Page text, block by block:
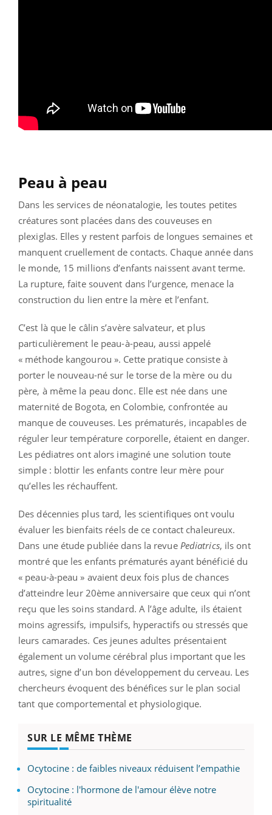
Peau à peau
Dans les services de néonatalogie, les toutes petites
créatures sont placées dans des couveuses en
plexiglas. Elles y restent parfois de longues semaines et
manquent cruellement de contacts. Chaque année dans
le monde, 15 millions d’enfants naissent avant terme.
La rupture, faite souvent dans l’urgence, menace la
construction du lien entre la mère et l’enfant.
C’est là que le câlin s’avère salvateur, et plus
particulièrement le peau-à-peau, aussi appelé
« méthode kangourou ». Cette pratique consiste à
porter le nouveau-né sur le torse de la mère ou du
père, à même la peau donc. Elle est née dans une
maternité de Bogota, en Colombie, confrontée au
manque de couveuses. Les prématurés, incapables de
réguler leur température corporelle, étaient en danger.
Les pédiatres ont alors imaginé une solution toute
simple : blottir les enfants contre leur mère pour
qu’elles les réchauffent.
Des décennies plus tard, les scientifiques ont voulu
évaluer les bienfaits réels de ce contact chaleureux.
Dans une étude publiée dans la revue Pediatrics, ils ont
montré que les enfants prématurés ayant bénéficié du
« peau-à-peau » avaient deux fois plus de chances
d’atteindre leur 20ème anniversaire que ceux qui n’ont
reçu que les soins standard. A l’âge adulte, ils étaient
moins agressifs, impulsifs, hyperactifs ou stressés que
leurs camarades. Ces jeunes adultes présentaient
également un volume cérébral plus important que les
autres, signe d’un bon développement du cerveau. Les
chercheurs évoquent des bénéfices sur le plan social
tant que comportemental et physiologique.
SUR LE MÊME THÈME
Ocytocine : de faibles niveaux réduisent l’empathie
Ocytocine : l'hormone de l'amour élève notre
spiritualité